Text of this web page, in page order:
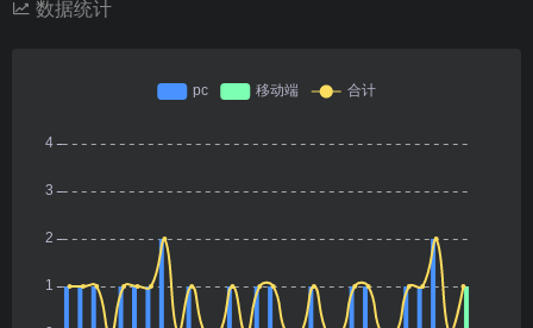
数据统计